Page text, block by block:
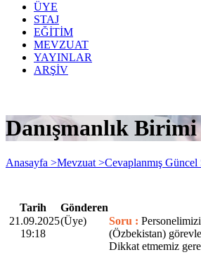
ÜYE
STAJ
EĞİTİM
MEVZUAT
YAYINLAR
ARŞİV
Danışmanlık Birimi
Anasayfa >Mevzuat >Cevaplanmış Güncel
Tarih
Gönderen
21.09.2025
19:18
(Üye) Soru : Personelimizi
(Özbekistan)
Dikkat etmemiz